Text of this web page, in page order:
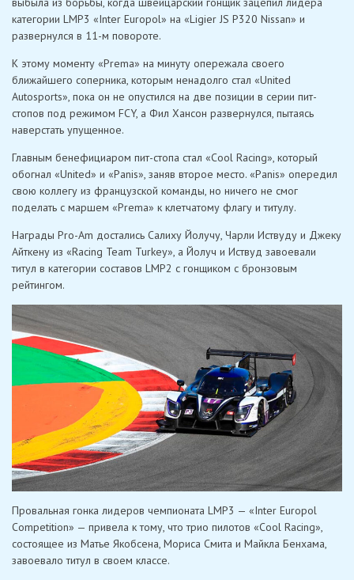
категории LMP3 «Inter Europol» на «Ligier JS P320 Nissan» и
развернулся в 11-м повороте.
К этому моменту «Prema» на минуту опережала своего
ближайшего соперника, которым ненадолго стал «United
Autosports», пока он не опустился на две позиции в серии пит-
стопов под режимом FCY, а Фил Хансон развернулся, пытаясь
наверстать упущенное.
Главным бенефициаром пит-стопа стал «Cool Racing», который
обогнал «United» и «Panis», заняв второе место. «Panis» опередил
свою коллегу из французской команды, но ничего не смог
поделать с маршем «Prema» к клетчатому флагу и титулу.
Награды Pro-Am достались Салиху Йолучу, Чарли Иствуду и Джеку
Айткену из «Racing Team Turkey», а Йолуч и Иствуд завоевали
титул в категории составов LMP2 с гонщиком с бронзовым
рейтингом.
Провальная гонка лидеров чемпионата LMP3 — «Inter Europol
Competition» — привела к тому, что трио пилотов «Cool Racing»,
состоящее из Матье Якобсена, Мориса Смита и Майкла Бенхама,
завоевало титул в своем классе.